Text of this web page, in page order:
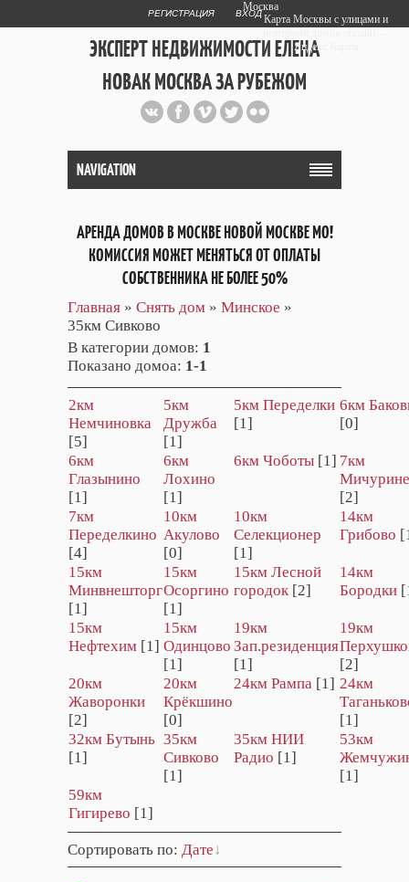
РЕГИСТРАЦИЯ ВХОД
ЭКСПЕРТ НЕДВИЖИМОСТИ ЕЛЕНА
НОВАК МОСКВА ЗА РУБЕЖОМ
Публичный сайт эксперта автора
web дизайнера+7 903 708 1884
NAVIGATION
АРЕНДА ДОМОВ В МОСКВЕ НОВОЙ МОСКВЕ МО!
КОМИССИЯ МОЖЕТ МЕНЯТЬСЯ ОТ ОПЛАТЫ
СОБСТВЕННИКА НЕ БОЛЕЕ 50%
Главная » Снять дом » Минское »
35км Сивково
В категории домов: 1
Показано домоа: 1-1
2км
Немчиновка
[5]
5км
Дружба
[1]
5км Переделки
[1]
6км
[0]
6км
Глазынино
[1]
6км
Лохино
[1]
6км Чоботы [1] 7км
[2]
7км
Переделкино
[4]
10км
Акулово
[0]
10км
Селекционер
[1]
14км
Грибово
15км
Минвнешторг
[1]
15км
Осоргино
[1]
15км Лесной
городок [2]
14км
Бородки
15км
Нефтехим [1]
15км
Одинцово
[1]
19км
Зап.резиденция
[1]
19км
[2]
20км
Жаворонки
[2]
20км
Крёкшино
[0]
24км Рампа [1] 24км
[1]
32км Бутынь
[1]
35км
Сивково
[1]
35км НИИ
Радио [1]
53км
[1]
59км
Гигирево [1]
Сортировать по: Дате
Москва
Карта Москвы с улицами и
Яндекс.Карты